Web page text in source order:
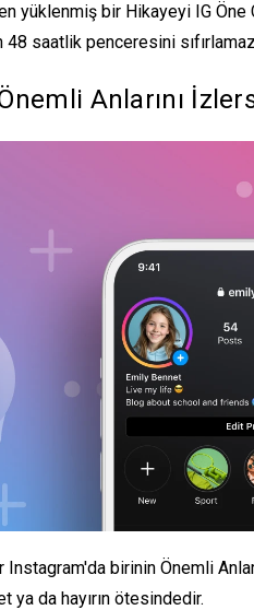
yüklenmiş bir Hikayeyi IG Öne
saatlik penceresini
Anlarını
Instagram'da birinin Önemli
ya da hayırın ötesindedir.